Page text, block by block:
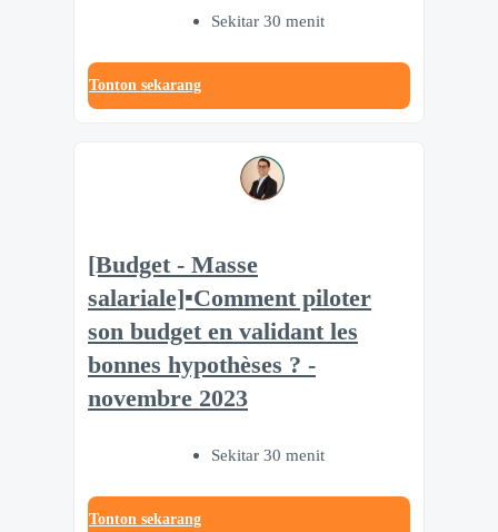
Sekitar 30 menit
Tonton sekarang
[Budget - Masse
salariale]▪️Comment piloter
son budget en validant les
bonnes hypothèses ? -
novembre 2023
Sekitar 30 menit
Tonton sekarang